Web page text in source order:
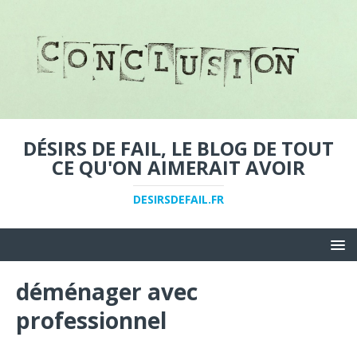
DÉSIRS DE FAIL, LE BLOG DE TOUT
CE QU'ON AIMERAIT AVOIR
DESIRSDEFAIL.FR
déménager avec
professionnel